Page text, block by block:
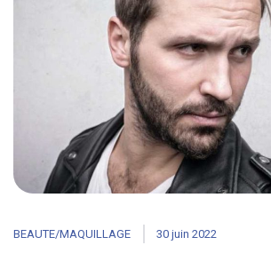
BEAUTE/MAQUILLAGE 30 juin 2022